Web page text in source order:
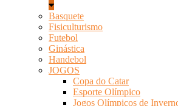
Basquete
Fisiculturismo
Futebol
Ginástica
Handebol
JOGOS
Copa do Catar
Esporte Olímpico
Jogos Olímpicos de